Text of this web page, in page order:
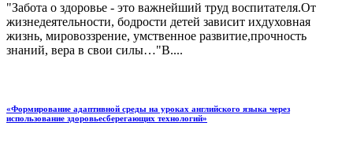
"Забота о здоровье - это важнейший труд воспитателя.От
жизнедеятельности, бодрости детей зависит ихдуховная
жизнь, мировоззрение, умственное развитие,прочность
знаний, вера в свои силы…"В....
«Формирование адаптивной среды на уроках английского языка через
использование здоровьесберегающих технологий»